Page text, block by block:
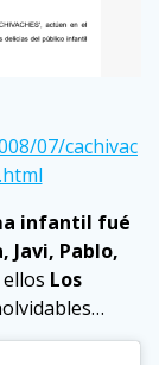
07/cachivac
infantil fué
Javi, Pablo,
Los